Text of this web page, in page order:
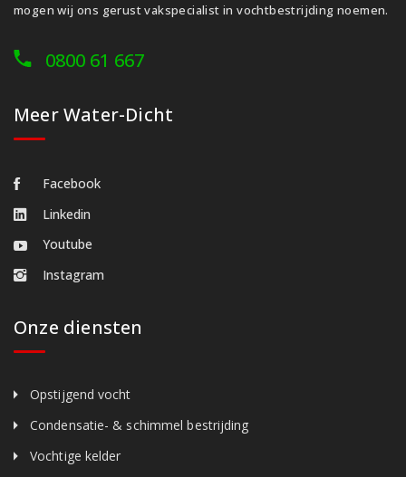
mogen wij ons gerust vakspecialist in vochtbestrijding noemen.
0800 61 667
Meer Water-Dicht
Facebook
Linkedin
Youtube
Instagram
Onze diensten
Opstijgend vocht
Condensatie- & schimmel bestrijding
Vochtige kelder